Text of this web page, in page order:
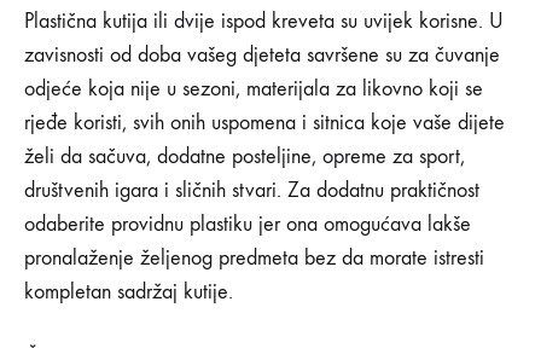
Plastična kutija ili dvije ispod kreveta su uvijek korisne. U
zavisnosti od doba vašeg djeteta savršene su za čuvanje
odjeće koja nije u sezoni, materijala za likovno koji se
rjeđe koristi, svih onih uspomena i sitnica koje vaše dijete
želi da sačuva, dodatne posteljine, opreme za sport,
društvenih igara i sličnih stvari. Za dodatnu praktičnost
odaberite providnu plastiku jer ona omogućava lakše
pronalaženje željenog predmeta bez da morate istresti
kompletan sadržaj kutije.